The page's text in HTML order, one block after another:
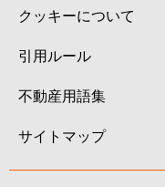
クッキーについて
引用ルール
不動産用語集
サイトマップ